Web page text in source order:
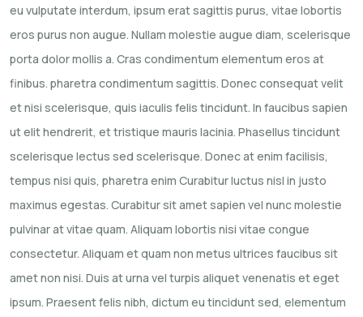
eu vulputate interdum, ipsum erat sagittis purus, vitae lobortis
eros purus non augue. Nullam molestie augue diam, scelerisque
porta dolor mollis a. Cras condimentum elementum eros at
finibus. pharetra condimentum sagittis. Donec consequat velit
et nisi scelerisque, quis iaculis felis tincidunt. In faucibus sapien
ut elit hendrerit, et tristique mauris lacinia. Phasellus tincidunt
scelerisque lectus sed scelerisque. Donec at enim facilisis,
tempus nisi quis, pharetra enim Curabitur luctus nisl in justo
maximus egestas. Curabitur sit amet sapien vel nunc molestie
pulvinar at vitae quam. Aliquam lobortis nisi vitae congue
consectetur. Aliquam et quam non metus ultrices faucibus sit
amet non nisi. Duis at urna vel turpis aliquet venenatis et eget
ipsum. Praesent felis nibh, dictum eu tincidunt sed, elementum